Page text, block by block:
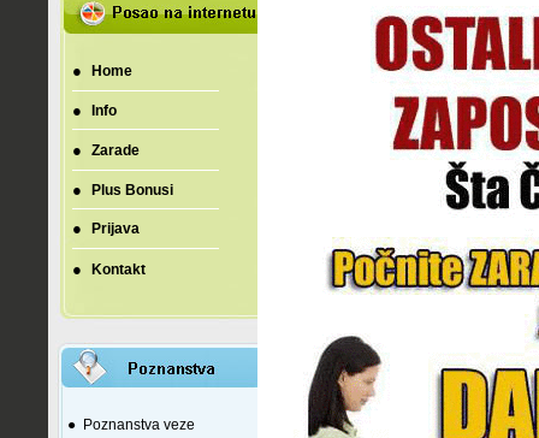
● Home
● Info
● Zarade
● Plus Bonusi
● Prijava
● Kontakt
● Poznanstva veze